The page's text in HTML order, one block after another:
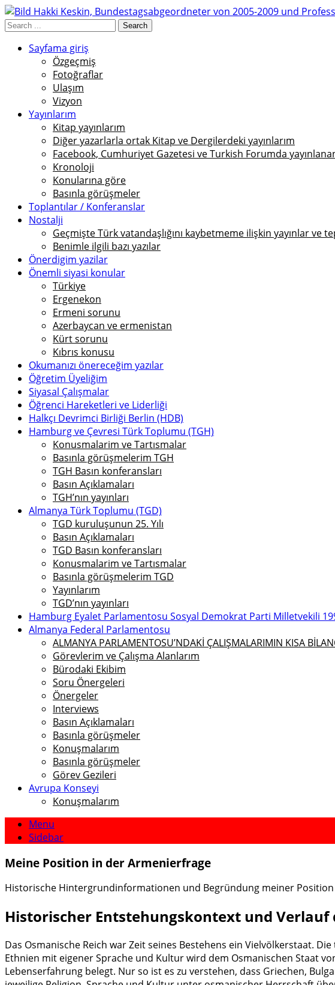
Sayfama giriş
Özgeçmiş
Fotoğraflar
Ulaşım
Vizyon
Yayınlarım
Kitap yayınlarım
Diğer yazarlarla ortak Kitap ve Dergilerdeki yayınlarım
Facebook, Cumhuriyet Gazetesi ve Turkish Forumda
Kronoloji
Konularına göre
Basınla görüşmeler
Toplantılar / Konferanslar
Nostalji
Geçmişte Türk vatandaşlığını kaybetmeme ilişkin yayınlar ve
Benimle ilgili bazı yazılar
Önerdigim yazilar
Önemli siyasi konular
Türkiye
Ergenekon
Ermeni sorunu
Azerbaycan ve ermenistan
Kürt sorunu
Kıbrıs konusu
Okumanızı önereceğim yazılar
Öğretim Üyeliğim
Siyasal Çalışmalar
Öğrenci Hareketleri ve Liderliği
Halkçı Devrimci Birliği Berlin (HDB)
Hamburg ve Çevresi Türk Toplumu (TGH)
Konusmalarim ve Tartısmalar
Basınla görüşmelerim TGH
TGH Basın konferansları
Basın Açıklamaları
TGH’nın yayınları
Almanya Türk Toplumu (TGD)
TGD kuruluşunun 25. Yılı
Basın Açıklamaları
TGD Basın konferansları
Konusmalarim ve Tartısmalar
Basınla görüşmelerim TGD
Yayınlarım
TGD’nın yayınları
Hamburg Eyalet Parlamentosu Sosyal Demokrat Parti Milletvekili
Almanya Federal Parlamentosu
ALMANYA PARLAMENTOSU’NDAKİ ÇALIŞMALARIMIN KISA
Görevlerim ve Çalışma Alanlarım
Bürodaki Ekibim
Soru Önergeleri
Önergeler
Interviews
Basın Açıklamaları
Basınla görüşmeler
Konuşmalarım
Basınla görüşmeler
Görev Gezileri
Avrupa Konseyi
Konuşmalarım
Menu
Sidebar
Meine Position in der Armenierfrage
Historische Hintergrundinformationen und Begründung meiner
Historischer Entstehungskontext und
Das Osmanische Reich war Zeit seines Bestehens ein Vielvölkerstaat.
Ethnien mit eigener Sprache und Kultur wird dem Osmanischen Staat
Lebenserfahrung belegt. Nur so ist es zu verstehen, dass Griechen,